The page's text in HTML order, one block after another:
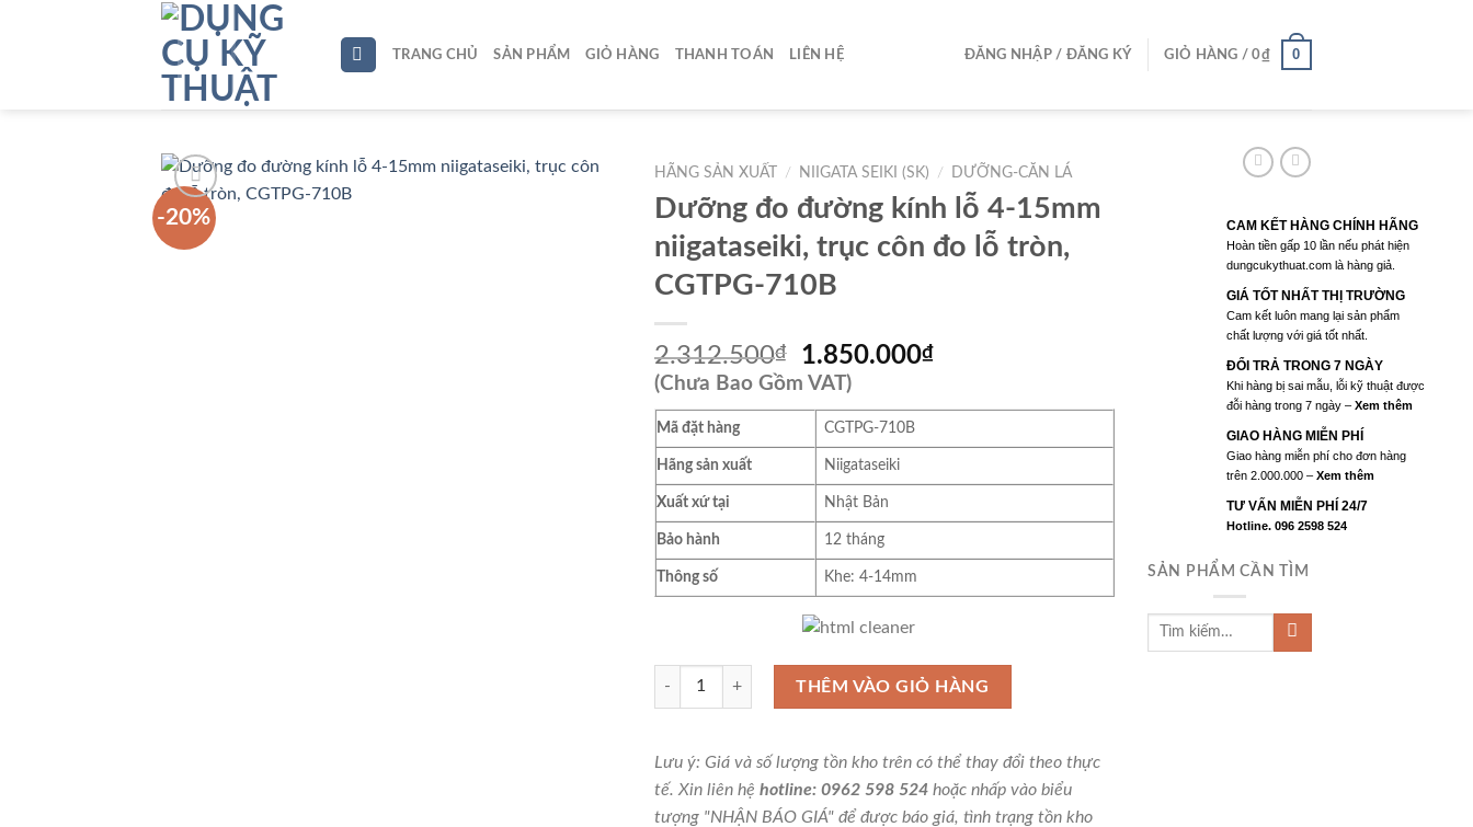
TRANG CHỦ SẢN PHẨM GIỎ HÀNG THANH TOÁN LIÊN HỆ ĐĂNG NHẬP / ĐĂNG KÝ GIỎ HÀNG /0₫ 0
-20%
HÃNG SẢN XUẤT / NIIGATA SEIKI (SK) / DƯỠNG-CĂN LÁ
Dưỡng đo đường kính lỗ 4-15mm
niigataseiki, trục côn đo lỗ tròn,
CGTPG-710B
2.312.500₫
Giá
gốc
là:
2.312.500₫.
1.850.000₫Giá
tại
(Chưa Bao Gồm VAT)
Mã đặt hàng CGTPG-710B
Hãng sản xuất Niigataseiki
Xuất xứ tại Nhật Bản
Bảo hành 12 tháng
Thông số Khe: 4-14mm
Dưỡng đo đường kính lỗ 4-15mm niigataseiki, trục côn đo lỗ tròn, CGTPG-710B số lượng
THÊM VÀO GIỎ HÀNG
Lưu ý: Giá và số lượng tồn kho trên có thể thay đổi theo thực
tế. Xin liên hệ hotline: 0962 598 524 hoặc nhấp vào biểu
tượng "NHẬN BÁO GIÁ" để được báo giá, tình trạng tồn kho
CAM KẾT HÀNG CHÍNH HÃNG
Hoàn tiền gấp 10 lần nếu phát hiện
dungcukythuat.com là hàng giả.
GIÁ TỐT NHẤT THỊ TRƯỜNG
Cam kết luôn mang lại sản phẩm
chất lượng với giá tốt nhất.
ĐỔI TRẢ TRONG 7 NGÀY
Khi hàng bị sai mẫu, lỗi kỹ thuật được
đỗi hàng trong 7 ngày – Xem thêm
GIAO HÀNG MIỄN PHÍ
Giao hàng miễn phí cho đơn hàng
trên 2.000.000 – Xem thêm
TƯ VẤN MIỄN PHÍ 24/7
Hotline. 096 2598 524
SẢN PHẨM CẦN TÌM